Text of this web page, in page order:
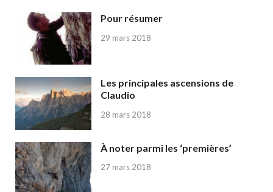
Pour résumer
29 mars 2018
Les principales ascensions de
Claudio
28 mars 2018
À noter parmi les ‘premières’
27 mars 2018